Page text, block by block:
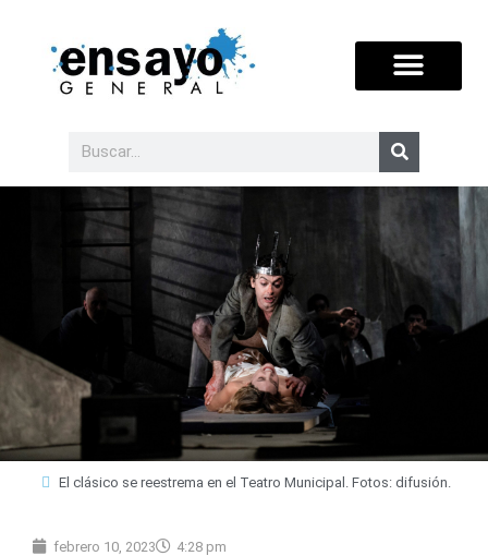
El clásico se reestrema en el Teatro Municipal. Fotos: difusión.
febrero 10, 2023 4:28 pm